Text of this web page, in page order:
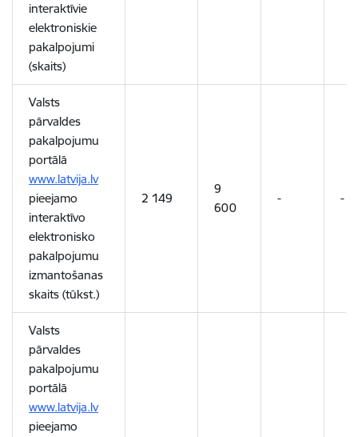
interaktīvie
elektroniskie
pakalpojumi
(skaits)
Valsts
pārvaldes
pakalpojumu
portālā
www.latvija.lv
pieejamo
interaktīvo
elektronisko
pakalpojumu
izmantošanas
skaits (tūkst.)
2 149
9
600
- -
Valsts
pārvaldes
pakalpojumu
portālā
www.latvija.lv
pieejamo